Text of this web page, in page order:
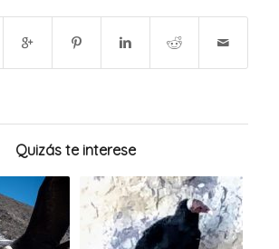
Quizás te interese